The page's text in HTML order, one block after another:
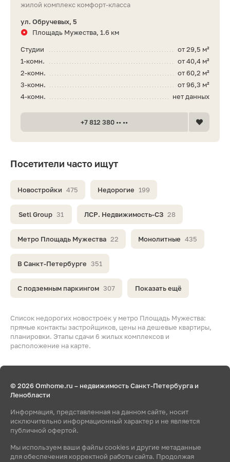
Список недорогих новостроек у метро Площадь Мужества:
прямые контакты застройщиков, цены на дешевые квартиры,
планировки. Этапы сдачи 6 жилых комплексов и
расположение на карте.
Посетители часто ищут
Новостройки 475 Недорогие 199
Setl Group 31 ЛСР. Недвижимость-СЗ 28
Метро Площадь Мужества 22 Монолитные 435
В Санкт-Петербурге 351
С подземным паркингом 307 Показать ещё
жилой комплекс комфорт-класса
ул. Обручевых, 5
Площадь Мужества, 1.6 км
от 29,5 м²
Студии
от 40,4 м²
1-комн.
от 60,2 м²
2-комн.
от 96,3 м²
3-комн.
нет данных
4-комн.
+7 812 380 •• ••
© 2026 Omhome.ru – недвижимость Санкт-Петербурга и
Ленобласти
Информация, представленная на данном сайте, носит
исключительно информационный характер и не является
публичной офертой.
Мы используем ваши файлы cookies и другие метаданные
для обеспечения корректной работы сайта. Продолжая